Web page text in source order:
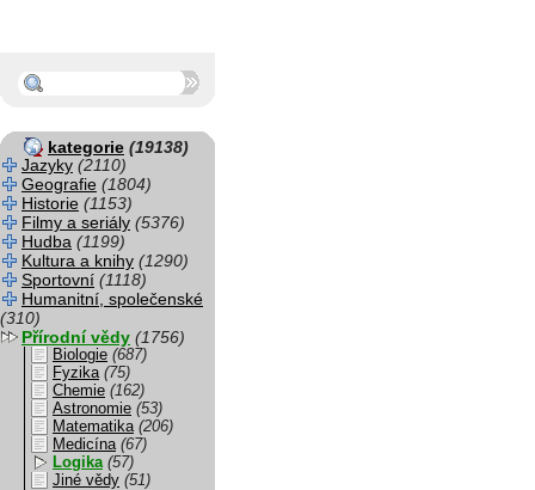
kategorie (19138)
Jazyky (2110)
Geografie (1804)
Historie (1153)
Filmy a seriály (5376)
Hudba (1199)
Kultura a knihy (1290)
Sportovní (1118)
Humanitní, společenské
(310)
Přírodní vědy (1756)
Biologie (687)
Fyzika (75)
Chemie (162)
Astronomie (53)
Matematika (206)
Medicína (67)
Logika (57)
Jiné vědy (51)